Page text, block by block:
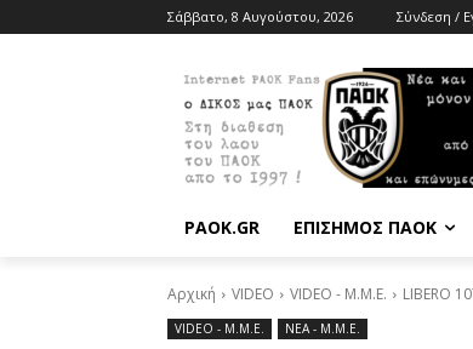
Σάββατο, 8 Αυγούστου, 2026 Σύνδεση /
PAOK.GR ΕΠΙΣΗΜΟΣ ΠΑΟΚ
Αρχική VIDEO VIDEO - Μ.Μ.Ε. LIBERO
VIDEO - Μ.Μ.Ε. ΝΕΑ - Μ.Μ.Ε.